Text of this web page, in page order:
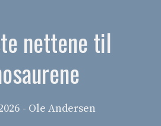
nettene til
- Ole Andersen